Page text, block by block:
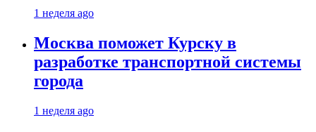
1 неделя ago
Москва поможет Курску в
разработке транспортной системы
города
1 неделя ago